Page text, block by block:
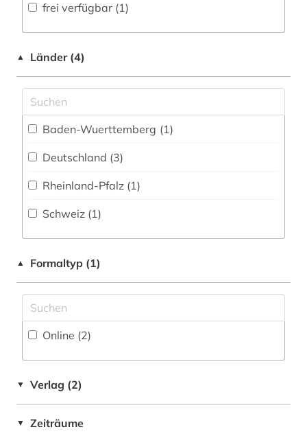
stadtentwicklung (1)
stadtplanung (1)
städtebau (5)
territorialgewässer (1)
umwelt (1)
umweltrecht (1)
umweltschutz (1)
frei verfügbar (1)
▲ Länder (4)
Baden-Wuerttemberg (1)
Deutschland (3)
Rheinland-Pfalz (1)
Schweiz (1)
▲ Formaltyp (1)
Online (2)
▼ Verlag (2)
▼ Zeiträume